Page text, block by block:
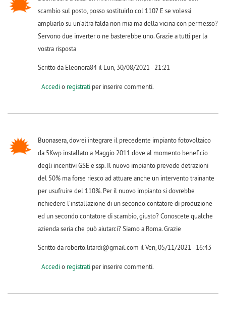
scambio sul posto, posso sostituirlo col 110? E se volessi
ampliarlo su un’altra falda non mia ma della vicina con permesso?
Servono due inverter o ne basterebbe uno. Grazie a tutti per la
vostra risposta
Scritto da Eleonora84 il Lun, 30/08/2021 - 21:21
Accedio registratiper inserire commenti.
Buonasera, dovrei integrare il precedente impianto fotovoltaico
da 5Kwp installato a Maggio 2011 dove al momento beneficio
degli incentivi GSE e ssp. Il nuovo impianto prevede detrazioni
del 50% ma forse riesco ad attuare anche un intervento trainante
per usufruire del 110%. Per il nuovo impianto si dovrebbe
richiedere l'installazione di un secondo contatore di produzione
ed un secondo contatore di scambio, giusto? Conoscete qualche
azienda seria che può aiutarci? Siamo a Roma. Grazie
Scritto da roberto.litardi@gmail.com il Ven, 05/11/2021 - 16:43
Accedio registratiper inserire commenti.